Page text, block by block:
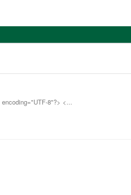
8"?> <...